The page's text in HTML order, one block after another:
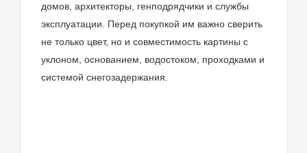
домов, архитекторы, генподрядчики и службы
эксплуатации. Перед покупкой им важно сверить
не только цвет, но и совместимость картины с
уклоном, основанием, водостоком, проходками и
системой снегозадержания.